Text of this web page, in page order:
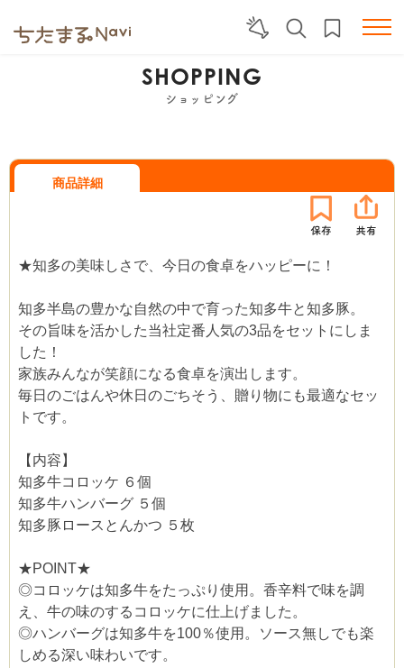
SHOPPING
ショッピング
商品詳細
★知多の美味しさで、今日の食卓をハッピーに！
知多半島の豊かな自然の中で育った知多牛と知多豚。
その旨味を活かした当社定番人気の3品をセットにしま
した！
家族みんなが笑顔になる食卓を演出します。
毎日のごはんや休日のごちそう、贈り物にも最適なセッ
トです。
【内容】
知多牛コロッケ ６個
知多牛ハンバーグ ５個
知多豚ロースとんかつ ５枚
★POINT★
◎コロッケは知多牛をたっぷり使用。香辛料で味を調
え、牛の味のするコロッケに仕上げました。
◎ハンバーグは知多牛を100％使用。ソース無しでも楽
しめる深い味わいです。